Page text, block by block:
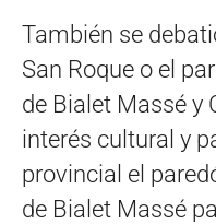
También se
San Roque o el
de Bialet Massé y
interés cultural y
provincial el
de Bialet Massé